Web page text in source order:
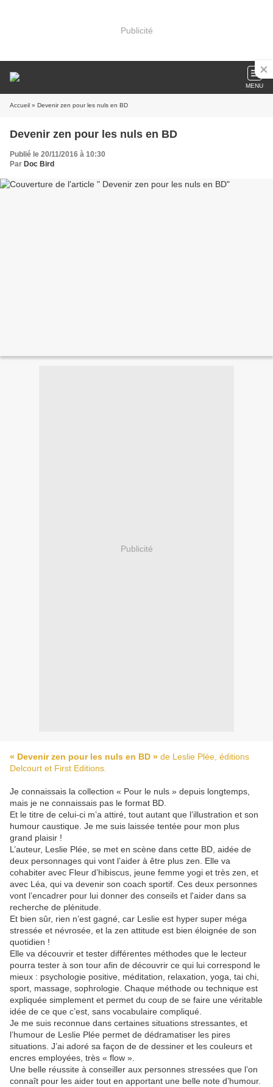
Publicité
MENU
Accueil » Devenir zen pour les nuls en BD
Devenir zen pour les nuls en BD
Publié le 20/11/2016 à 10:30
Par Doc Bird
Publicité
« Devenir zen pour les nuls en BD » de Leslie Plée, éditions
Delcourt et First Editions.
Je connaissais la collection « Pour le nuls » depuis longtemps,
mais je ne connaissais pas le format BD.
Et le titre de celui-ci m’a attiré, tout autant que l’illustration et son
humour caustique. Je me suis laissée tentée pour mon plus
grand plaisir !
L’auteur, Leslie Plée, se met en scène dans cette BD, aidée de
deux personnages qui vont l’aider à être plus zen. Elle va
cohabiter avec Fleur d’hibiscus, jeune femme yogi et très zen, et
avec Léa, qui va devenir son coach sportif. Ces deux personnes
vont l’encadrer pour lui donner des conseils et l'aider dans sa
recherche de plénitude.
Et bien sûr, rien n’est gagné, car Leslie est hyper super méga
stressée et névrosée, et la zen attitude est bien éloignée de son
quotidien !
Elle va découvrir et tester différentes méthodes que le lecteur
pourra tester à son tour afin de découvrir ce qui lui correspond le
mieux : psychologie positive, méditation, relaxation, yoga, tai chi,
sport, massage, sophrologie. Chaque méthode ou technique est
expliquée simplement et permet du coup de se faire une véritable
idée de ce que c’est, sans vocabulaire compliqué.
Je me suis reconnue dans certaines situations stressantes, et
l’humour de Leslie Plée permet de dédramatiser les pires
situations. J’ai adoré sa façon de de dessiner et les couleurs et
encres employées, très « flow ».
Une belle réussite à conseiller aux personnes stressées que l’on
connaît pour les aider tout en apportant une belle note d’humour.